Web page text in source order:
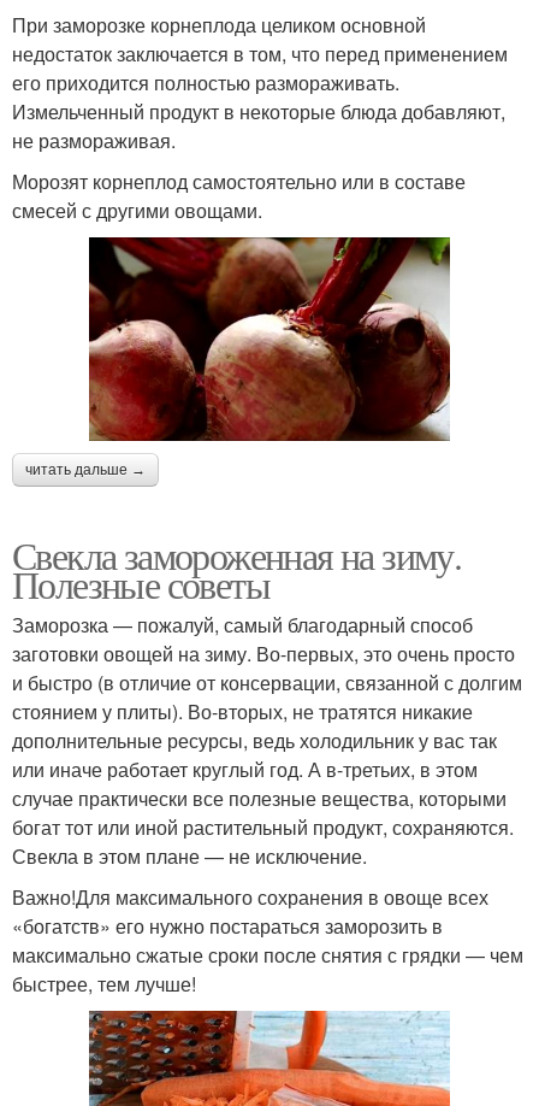
При заморозке корнеплода целиком основной
недостаток заключается в том, что перед применением
его приходится полностью размораживать.
Измельченный продукт в некоторые блюда добавляют,
не размораживая.
Морозят корнеплод самостоятельно или в составе
смесей с другими овощами.
читать дальше →
Свекла замороженная на зиму.
Полезные советы
Заморозка — пожалуй, самый благодарный способ
заготовки овощей на зиму. Во-первых, это очень просто
и быстро (в отличие от консервации, связанной с долгим
стоянием у плиты). Во-вторых, не тратятся никакие
дополнительные ресурсы, ведь холодильник у вас так
или иначе работает круглый год. А в-третьих, в этом
случае практически все полезные вещества, которыми
богат тот или иной растительный продукт, сохраняются.
Свекла в этом плане — не исключение.
Важно!Для максимального сохранения в овоще всех
«богатств» его нужно постараться заморозить в
максимально сжатые сроки после снятия с грядки — чем
быстрее, тем лучше!